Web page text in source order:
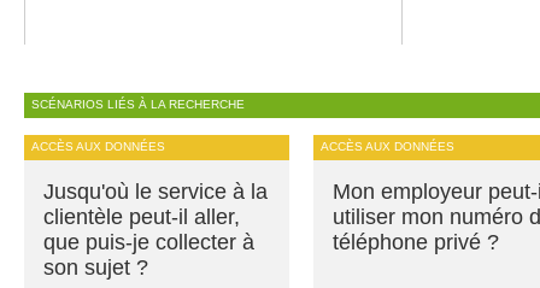
SCÉNARIOS LIÉS À LA RECHERCHE
ACCÈS AUX DONNÉES
Jusqu'où le service à la
clientèle peut-il aller,
que puis-je collecter à
son sujet ?
ACCÈS AUX DONNÉES
Mon employeur
utiliser mon numéro
téléphone privé ?